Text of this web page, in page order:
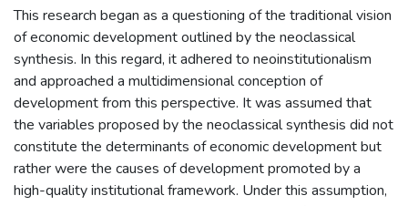
This research began as a questioning of the traditional vision
of economic development outlined by the neoclassical
synthesis. In this regard, it adhered to neoinstitutionalism
and approached a multidimensional conception of
development from this perspective. It was assumed that
the variables proposed by the neoclassical synthesis did not
constitute the determinants of economic development but
rather were the causes of development promoted by a
high-quality institutional framework. Under this assumption,